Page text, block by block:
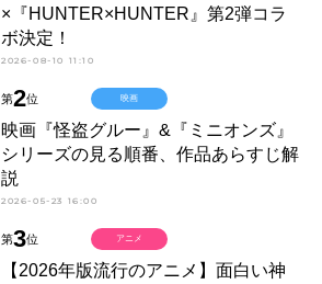
×『HUNTER×HUNTER』第2弾コラ
ボ決定！
2026-08-10 11:10
第2位
映画『怪盗グルー』&『ミニオンズ』
シリーズの見る順番、作品あらすじ解
説
2026-05-23 16:00
映画
第3位
【2026年版流行のアニメ】面白い神
アニメ